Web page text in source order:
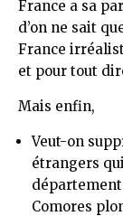
France a sa
d’on ne sait
France
et pour tout
Mais enfin,
Veut-on
étrangers
Comores